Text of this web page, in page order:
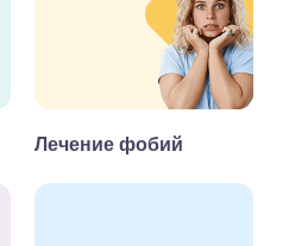
Лечение фобий